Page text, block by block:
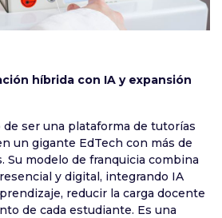
híbrida con IA y expansión
de ser una plataforma de tutorías
un gigante EdTech con más de
Su modelo de franquicia combina
y digital, integrando IA
reducir la carga docente
de cada estudiante. Es una